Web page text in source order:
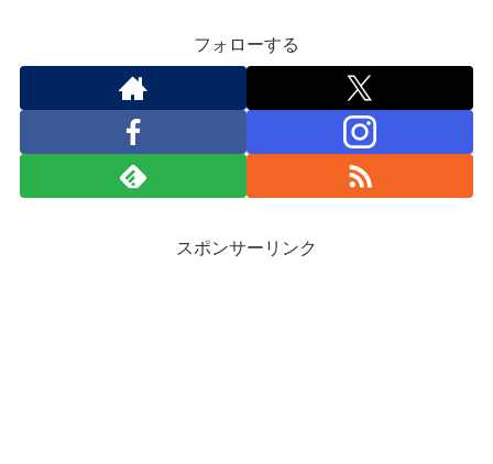
フォローする
スポンサーリンク